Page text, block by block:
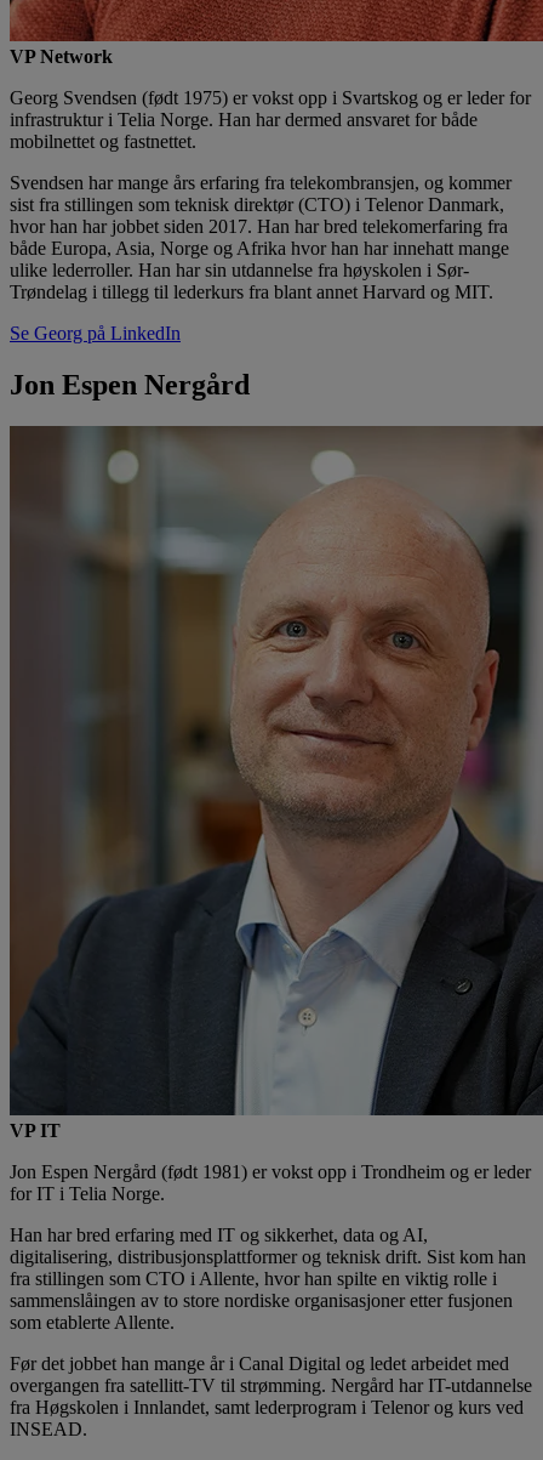
VP Network
Georg Svendsen (født 1975) er vokst opp i Svartskog og er leder for
infrastruktur i Telia Norge. Han har dermed ansvaret for både
mobilnettet og fastnettet.
Svendsen har mange års erfaring fra telekombransjen, og kommer
sist fra stillingen som teknisk direktør (CTO) i Telenor Danmark,
hvor han har jobbet siden 2017. Han har bred telekomerfaring fra
både Europa, Asia, Norge og Afrika hvor han har innehatt mange
ulike lederroller. Han har sin utdannelse fra høyskolen i Sør-
Trøndelag i tillegg til lederkurs fra blant annet Harvard og MIT.
Se Georg på LinkedIn
Jon Espen Nergård
VP IT
Jon Espen Nergård (født 1981) er vokst opp i Trondheim og er leder
for IT i Telia Norge.
Han har bred erfaring med IT og sikkerhet, data og AI,
digitalisering, distribusjonsplattformer og teknisk drift. Sist kom han
fra stillingen som CTO i Allente, hvor han spilte en viktig rolle i
sammenslåingen av to store nordiske organisasjoner etter fusjonen
som etablerte Allente.
Før det jobbet han mange år i Canal Digital og ledet arbeidet med
overgangen fra satellitt-TV til strømming. Nergård har IT-utdannelse
fra Høgskolen i Innlandet, samt lederprogram i Telenor og kurs ved
INSEAD.